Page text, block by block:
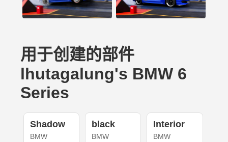
用于创建的部件
lhutagalung's BMW 6
Series
Shadow
BMW
black
BMW
Interior
BMW